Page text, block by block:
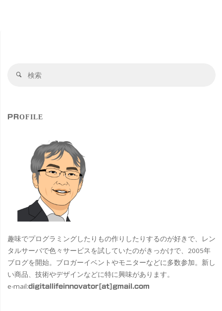
検
PROFILE
趣味でプログラミングしたりもの作りしたりするのが好きで、レン
タルサーバで色々サービスを試していたのがきっかけで、2005年
ブログを開始。ブロガーイベントやモニターなどに多数参加。新し
い商品、技術やデザインなどに特に興味があります。
e-mail:digitallifeinnovator[at]gmail.com